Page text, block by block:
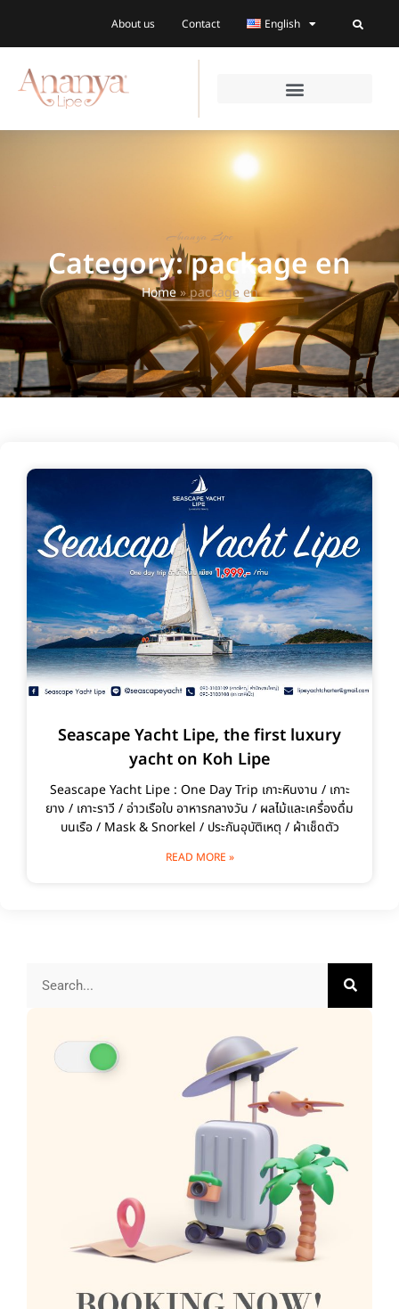
About us Contact English
Ananya Lipe
Category: package en
Home»package en
Seascape Yacht Lipe, the first luxury
yacht on Koh Lipe
Seascape Yacht Lipe : One Day Trip เกาะหินงาน / เกาะ
ยาง / เกาะราวี / อ่าวเรือใบ อาหารกลางวัน / ผลไม้และเครื่องดื่ม
บนเรือ / Mask & Snorkel / ประกันอุบัติเหตุ / ผ้าเช็ดตัว
READ MORE »